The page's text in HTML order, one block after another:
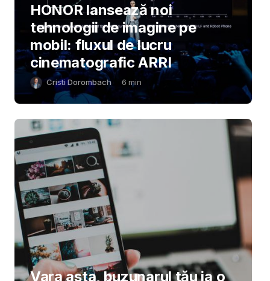
HONOR lansează noi
tehnologii de imagine pe
mobil: fluxul de lucru
cinematografic ARRI
Cristi Dorombach 6 min
Vara asta, buzunarul tău ia o